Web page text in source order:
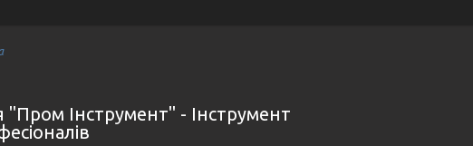
"Пром Інструмент" - Інструмент